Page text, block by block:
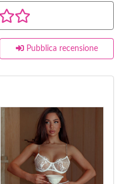
Pubblica recensione